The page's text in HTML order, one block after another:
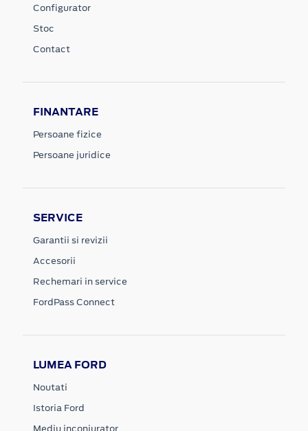
Configurator
Stoc
Contact
FINANTARE
Persoane fizice
Persoane juridice
SERVICE
Garantii si revizii
Accesorii
Rechemari in service
FordPass Connect
LUMEA FORD
Noutati
Istoria Ford